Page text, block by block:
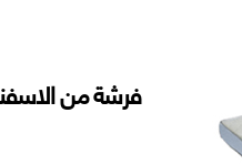
فرشة من